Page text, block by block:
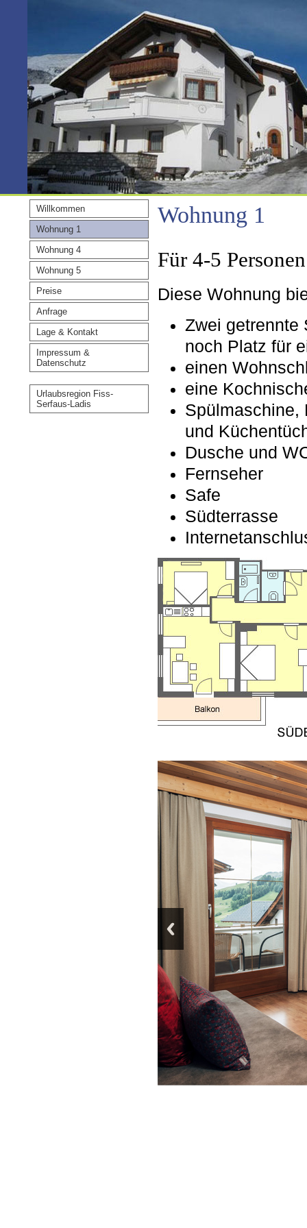
Willkommen
Wohnung 1
Wohnung 4
Wohnung 5
Preise
Anfrage
Lage & Kontakt
Impressum &
Datenschutz
Urlaubsregion Fiss-
Serfaus-Ladis
Wohnung 1
Für 4-5
Diese Wohnung
Zwei getrennte
noch Platz für
einen
eine
Spülmaschine,
und
Dusche und
Fernseher
Safe
Südterrasse